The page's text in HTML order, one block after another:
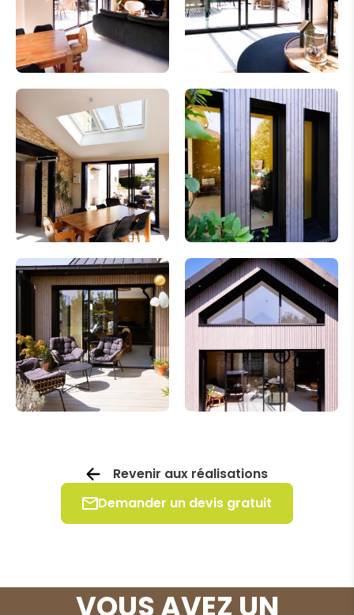
Revenir aux réalisations
Demander un devis gratuit
VOUS AVEZ UN